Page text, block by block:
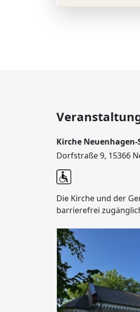
Kirche Neuenhagen-
Dorfstraße 9, 15366
Die Kirche und der
barrierefrei